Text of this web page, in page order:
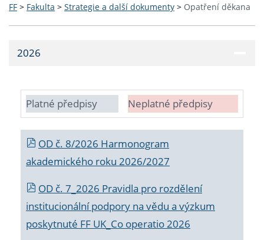
FF > Fakulta > Strategie a další dokumenty > Opatření děkana
2026
Platné předpisy Neplatné předpisy
OD č. 8/2026 Harmonogram
akademického roku 2026/2027
OD č. 7_2026 Pravidla pro rozdělení
institucionální podpory na vědu a výzkum
poskytnuté FF UK_Co operatio 2026